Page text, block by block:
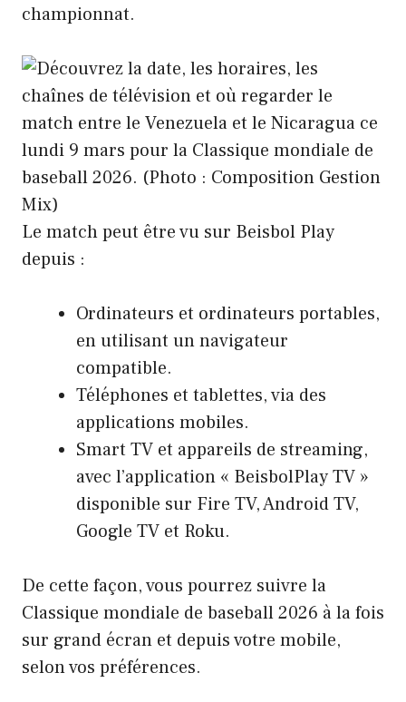
championnat.
Le match peut être vu sur Beisbol Play
depuis :
Ordinateurs et ordinateurs portables,
en utilisant un navigateur
compatible.
Téléphones et tablettes, via des
applications mobiles.
Smart TV et appareils de streaming,
avec l’application « BeisbolPlay TV »
disponible sur Fire TV, Android TV,
Google TV et Roku.
De cette façon, vous pourrez suivre la
Classique mondiale de baseball 2026 à la fois
sur grand écran et depuis votre mobile,
selon vos préférences.